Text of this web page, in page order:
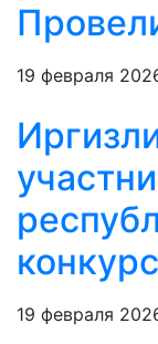
19 февраля
19 февраля